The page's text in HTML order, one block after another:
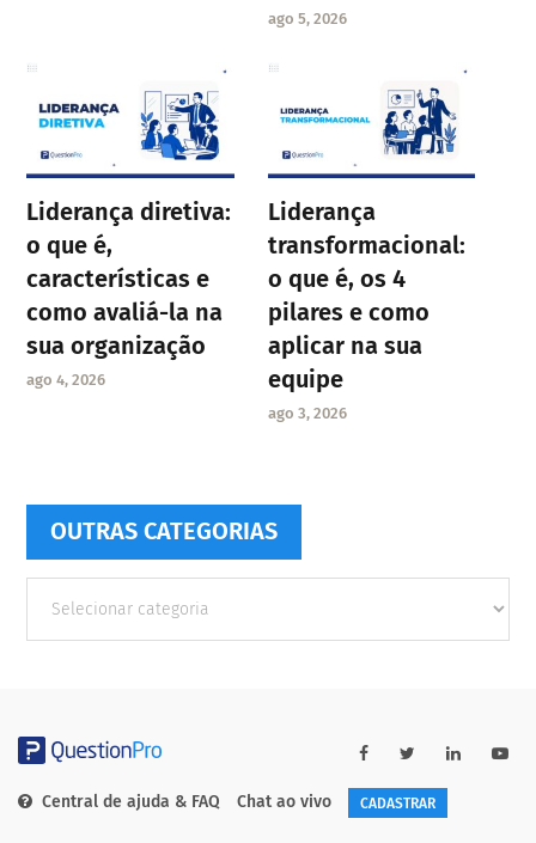
ago 5, 2026
Liderança diretiva:
o que é,
características e
como avaliá-la na
sua organização
ago 4, 2026
Liderança
transformacional:
o que é, os 4
pilares e como
aplicar na sua
equipe
ago 3, 2026
OUTRAS CATEGORIAS
Categorias
Central de ajuda & FAQ Chat ao vivo CADASTRAR